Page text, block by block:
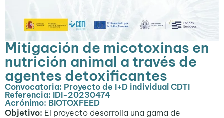
Mitigación de micotoxinas en
nutrición animal a través de
agentes detoxificantes
Convocatoria: Proyecto de I+D individual CDTI
Referencia: IDI-20230474
Acrónimo: BIOTOXFEED
Objetivo: El proyecto desarrolla una gama de